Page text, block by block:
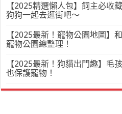
【2025精選懶人包】飼主必收
狗狗一起去逛街吧～
【2025最新！寵物公園地圖】
寵物公園總整理！
【2025最新！狗貓出門趣】毛
也保護寵物！